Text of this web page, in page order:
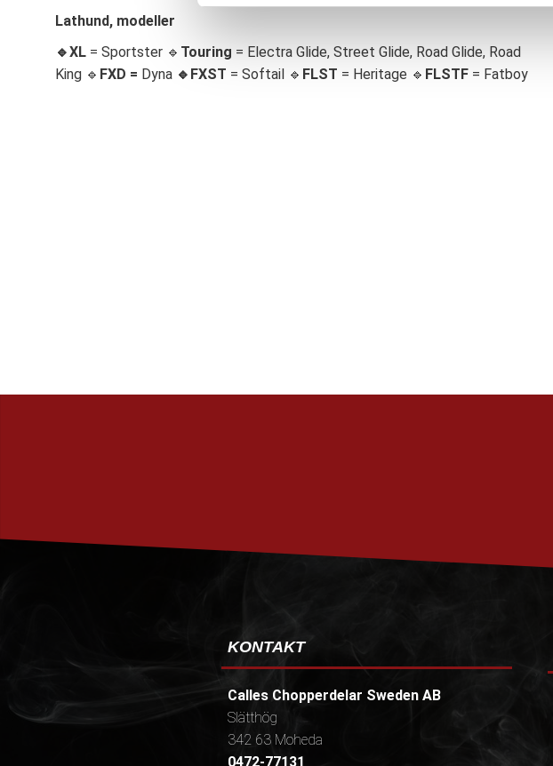
e
e
c
Lathund, modeller
🔹XL = Sportster 🔹 Touring = Electra Glide, Street Glide, Road Glide, Road
King 🔹 FXD = Dyna 🔹 FXST = Softail 🔹 FLST = Heritage 🔹 FLSTF = Fatboy
KONTAKT
Calles Chopperdelar Sweden AB
Slätthög
342 63 Moheda
0472-77131